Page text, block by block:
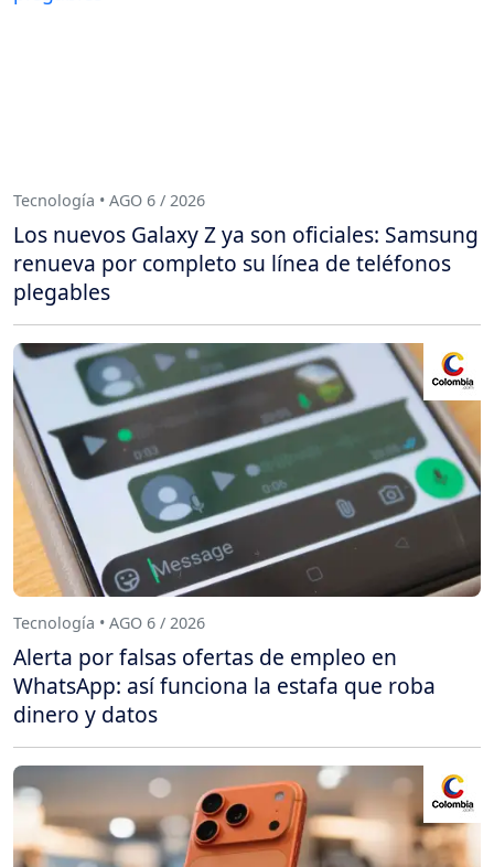
Tecnología • AGO 6 / 2026
Los nuevos Galaxy Z ya son oficiales: Samsung
renueva por completo su línea de teléfonos
plegables
Tecnología • AGO 6 / 2026
Alerta por falsas ofertas de empleo en
WhatsApp: así funciona la estafa que roba
dinero y datos